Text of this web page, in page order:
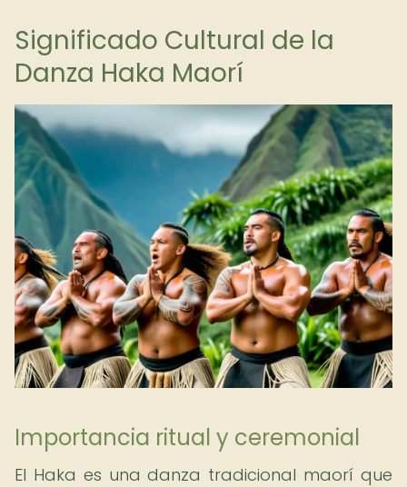
Significado Cultural de la
Danza Haka Maorí
Importancia ritual y ceremonial
El Haka es una danza tradicional maorí que